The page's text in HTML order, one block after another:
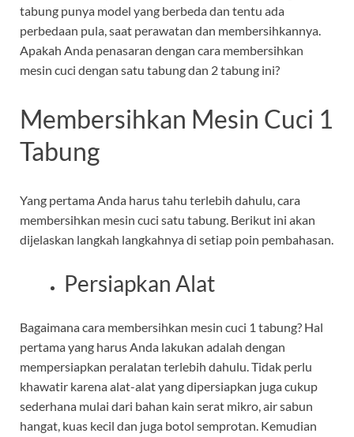
tabung punya model yang berbeda dan tentu ada
perbedaan pula, saat perawatan dan membersihkannya.
Apakah Anda penasaran dengan cara membersihkan
mesin cuci dengan satu tabung dan 2 tabung ini?
Membersihkan Mesin Cuci 1
Tabung
Yang pertama Anda harus tahu terlebih dahulu, cara
membersihkan mesin cuci satu tabung. Berikut ini akan
dijelaskan langkah langkahnya di setiap poin pembahasan.
Persiapkan Alat
Bagaimana cara membersihkan mesin cuci 1 tabung? Hal
pertama yang harus Anda lakukan adalah dengan
mempersiapkan peralatan terlebih dahulu. Tidak perlu
khawatir karena alat-alat yang dipersiapkan juga cukup
sederhana mulai dari bahan kain serat mikro, air sabun
hangat, kuas kecil dan juga botol semprotan. Kemudian